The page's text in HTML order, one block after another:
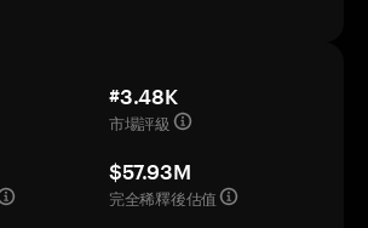
#3.48K
市場評級
$57.93M
完全稀釋後估值